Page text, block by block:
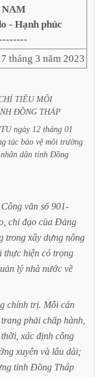
- Hạnh phúc
tháng 3 năm 2023
TIÊU MÔI
ĐỒNG THÁP
ngày 12 tháng 01
tác bảo vệ môi trường
nhân dân tỉnh Đồng
Công văn số 901-
chỉ đạo của Đảng
trong xây dựng nông
thực hiện có trọng
lý nhà nước về
chính trị. Mỗi cán
trang phải chấp hành,
thời, xác định công
xuyên và lâu dài;
tỉnh Đồng Tháp